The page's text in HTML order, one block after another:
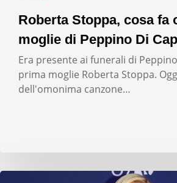
Roberta Stoppa, cosa fa
moglie di Peppino Di
Era presente ai funerali di
prima moglie Roberta Stoppa.
dell'omonima canzone…